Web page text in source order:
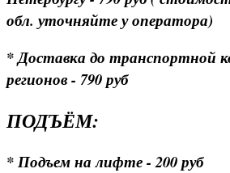
обл. уточняйте у оператора)
* Доставка до транспортной
регионов - 790 руб
ПОДЪЁМ:
* Подъем на лифте - 200 руб